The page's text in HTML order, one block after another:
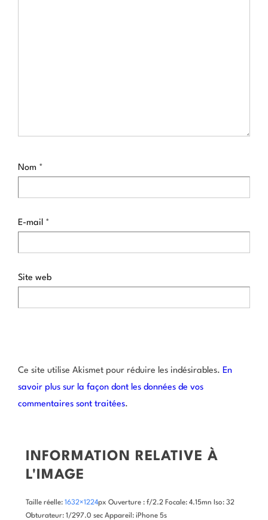
Nom *
E-mail *
Site web
Ce site utilise Akismet pour réduire les indésirables. En
savoir plus sur la façon dont les données de vos
commentaires sont traitées.
INFORMATION RELATIVE À
L'IMAGE
Taille réelle: 1632×1224px Ouverture : f/2.2 Focale: 4.15mn Iso: 32
Obturateur: 1/297.0 sec Appareil: iPhone 5s